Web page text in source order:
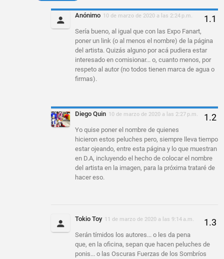
Anónimo 10 de marzo de 2020 a las 2:24 p.m.
Sería bueno, al igual que con las Expo Fanart,
poner un link (o al menos el nombre) de la página
del artista. Quizás alguno por acá pudiera estar
interesado en comisionar... o, cuanto menos, por
respeto al autor (no todos tienen marca de agua o
firmas).
Diego Quin 10 de marzo de 2020 a las 2:27 p.m.
Yo quise poner el nombre de quienes
hicieron estos peluches pero, siempre lleva tiempo
estar ojeando, entre esta página y lo que muestran
en D.A, incluyendo el hecho de colocar el nombre
del artista en la imagen, para la próxima trataré de
hacer eso.
Tokio Toy 11 de marzo de 2020 a las 9:14 a.m.
Serán tímidos los autores... o les da pena
que, en la oficina, sepan que hacen peluches de
ponis... o las Oscuras Fuerzas de los Sombríos